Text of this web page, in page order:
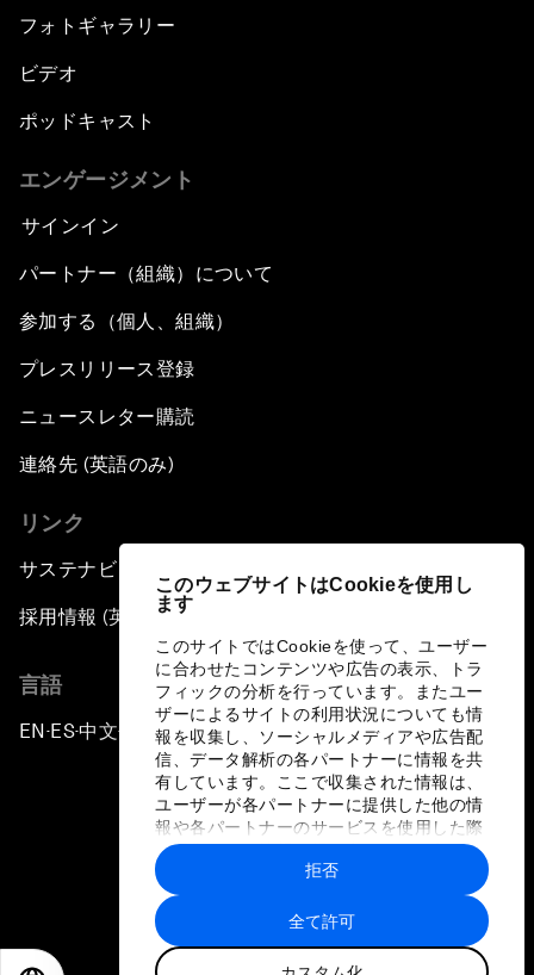
このウェブサイトはCookieを使用し
ます
このサイトではCookieを使って、ユーザー
に合わせたコンテンツや広告の表示、トラ
フィックの分析を行っています。またユー
ザーによるサイトの利用状況についても情
報を収集し、ソーシャルメディアや広告配
信、データ解析の各パートナーに情報を共
有しています。ここで収集された情報は、
ユーザーが各パートナーに提供した他の情
報や各パートナーのサービスを使用した際
に収集された情報と組み合わされ、各パー
トナーによって使用されることがありま
す。
全て許可
拒否
フォトギャラリー
ビデオ
ポッドキャスト
エンゲージメント
サインイン
パートナー（組織）について
参加する（個人、組織）
プレスリリース登録
ニュースレター購読
連絡先 (英語のみ)
リンク
サステナビリティへの取り組み
採用情報 (英語のみ)
言語
EN ▪ES▪中文▪ 日本語
プライバシーポリシーと利用規約
サイトマップ